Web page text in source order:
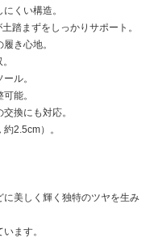
くい構造。
踏まずをしっかりサポート。
き心地。
ル。
能。
換にも対応。
2.5cm）。
に美しく輝く独特のツヤを生み
ます。